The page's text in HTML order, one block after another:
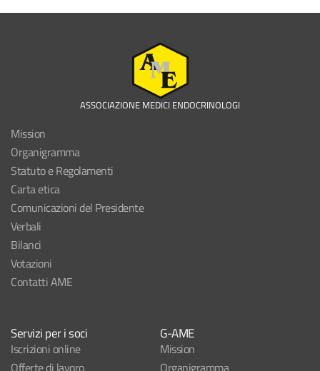
ASSOCIAZIONE MEDICI ENDOCRINOLOGI
Mission
Organigramma
Statuto e Regolamenti
Carta etica
Comunicazioni del Presidente
Verbali
Bilanci
Votazioni
Contatti AME
Servizi per i soci
Iscrizioni online
Offerte di lavoro
G-AME
Mission
Organigramma